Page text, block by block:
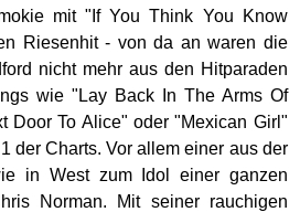
mit "If You Think You Know
Riesenhit - von da an waren die
nicht mehr aus den Hitparaden
wie "Lay Back In The Arms Of
Door To Alice" oder "Mexican Girl"
der Charts. Vor allem einer aus der
in West zum Idol einer ganzen
Norman. Mit seiner rauchigen